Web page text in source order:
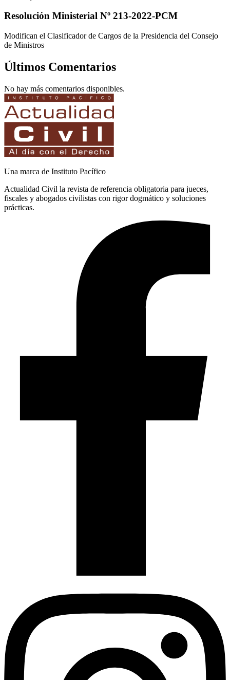
Resolución Ministerial Nº 213-2022-PCM
Modifican el Clasificador de Cargos de la Presidencia del Consejo
de Ministros
Últimos Comentarios
No hay más comentarios disponibles.
Una marca de Instituto Pacífico
Actualidad Civil la revista de referencia obligatoria para jueces,
fiscales y abogados civilistas con rigor dogmático y soluciones
prácticas.